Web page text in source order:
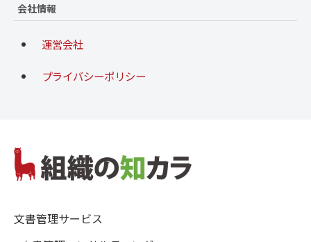
会社情報
運営会社
プライバシーポリシー
文書管理サービス